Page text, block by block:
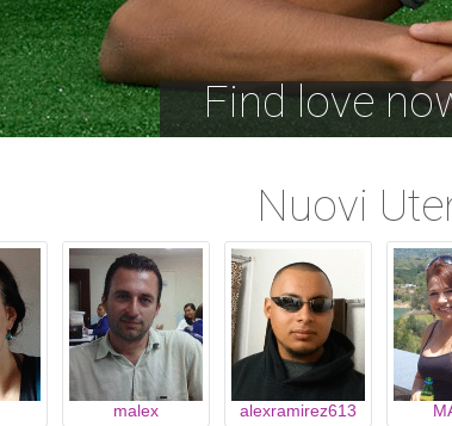
Find love
Nuovi
malex alexramirez613